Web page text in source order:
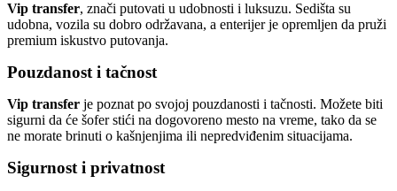
Vip transfer, znači putovati u udobnosti i luksuzu. Sedišta su
udobna, vozila su dobro održavana, a enterijer je opremljen da pruži
premium iskustvo putovanja.
Pouzdanost i tačnost
Vip transfer je poznat po svojoj pouzdanosti i tačnosti. Možete biti
sigurni da će šofer stići na dogovoreno mesto na vreme, tako da se
ne morate brinuti o kašnjenjima ili nepredviđenim situacijama.
Sigurnost i privatnost